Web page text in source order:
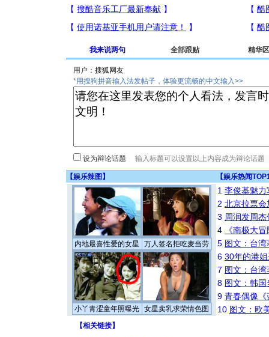
我来说两句 全部跟贴 精华区
用户：
*用搜狗拼音输入法发帖子，体验更流畅的中文输入>>
设为辩论话题
【娱乐辣图 】 【娱乐热闻
内地最喜性爱的女星 万人签名拒吃麦当劳
小丫青涩童年照曝光 女星卖乳求荣情色图
1 李俊基魅力
2 北京拉票
3 周润发周
4
《南极大
5 图文：台
6 30年的港
7 图文：台
8 图文：韩
9 青春偶像《
10 图文：欧
【相关链接】